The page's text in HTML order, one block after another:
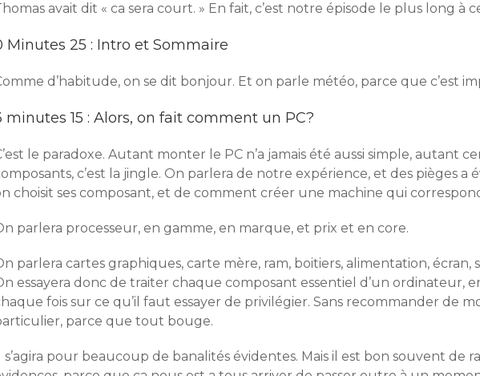
avait dit « ca sera court. » En fait, c’est notre épisode le plus long à
Minutes 25 : Intro et Sommaire
d’habitude, on se dit bonjour. Et on parle météo, parce que c’est
minutes 15 : Alors, on fait comment un PC?
le paradoxe. Autant monter le PC n’a jamais été aussi simple, autant
c’est la jingle. On parlera de notre expérience, et des pièges a
choisit ses composant, et de comment créer une machine qui
parlera processeur, en gamme, en marque, et prix et en core.
parlera cartes graphiques, carte mère, ram, boitiers, alimentation, écran,
essayera donc de traiter chaque composant essentiel d’un ordinateur,
fois sur ce qu’il faut essayer de privilégier. Sans recommander de
parce que tout bouge.
s’agira pour beaucoup de banalités évidentes. Mais il est bon souvent de